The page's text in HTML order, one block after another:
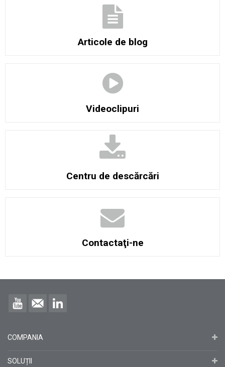
Articole de blog
Videoclipuri
Centru de descărcări
Contactaţi-ne
COMPANIA
SOLUȚII